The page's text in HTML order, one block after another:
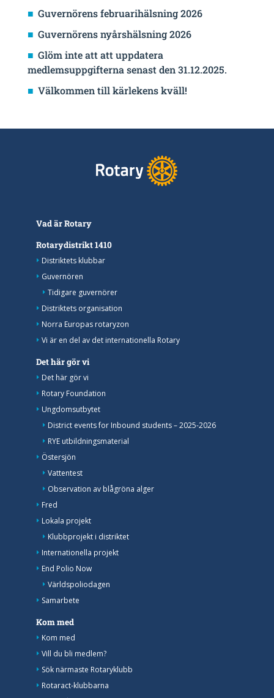
Guvernörens februarihälsning 2026
Guvernörens nyårshälsning 2026
Glöm inte att att uppdatera
medlemsuppgifterna senast den 31.12.2025.
Välkommen till kärlekens kväll!
Vad är Rotary
Rotarydistrikt 1410
Distriktets klubbar
Guvernören
Tidigare guvernörer
Distriktets organisation
Norra Europas rotaryzon
Vi är en del av det internationella Rotary
Det här gör vi
Det här gör vi
Rotary Foundation
Ungdomsutbytet
District events for Inbound students – 2025-2026
RYE utbildningsmaterial
Östersjön
Vattentest
Observation av blågröna alger
Fred
Lokala projekt
Klubbprojekt i distriktet
Internationella projekt
End Polio Now
Världspoliodagen
Samarbete
Kom med
Kom med
Vill du bli medlem?
Sök närmaste Rotaryklubb
Rotaract-klubbarna